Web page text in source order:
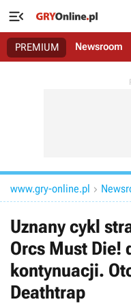

PREMIUM Newsroom
www.gry-online.pl 
Uznany cykl
Orcs Must Die!
kontynuacji.
Deathtrap